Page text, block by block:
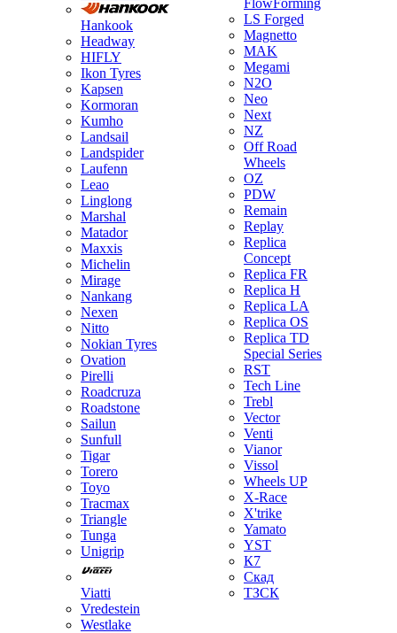
Hankook
Headway
HIFLY
Ikon Tyres
Kapsen
Kormoran
Kumho
Landsail
Landspider
Laufenn
Leao
Linglong
Marshal
Matador
Maxxis
Michelin
Mirage
Nankang
Nexen
Nitto
Nokian Tyres
Ovation
Pirelli
Roadcruza
Roadstone
Sailun
Sunfull
Tigar
Torero
Toyo
Tracmax
Triangle
Tunga
Unigrip
Viatti
Vredestein
Westlake
FlowForming
LS Forged
Magnetto
MAK
Megami
N2O
Neo
Next
NZ
Off Road
Wheels
OZ
PDW
Remain
Replay
Replica
Concept
Replica FR
Replica H
Replica LA
Replica OS
Replica TD
Special Series
RST
Tech Line
Trebl
Vector
Venti
Vianor
Vissol
Wheels UP
X-Race
X'trike
Yamato
YST
К7
Скад
ТЗСК